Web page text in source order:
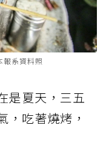
報系資料照
是夏天，三五
，吃著燒烤，